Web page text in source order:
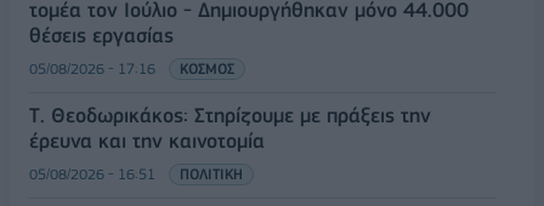
τομέα τον Ιούλιο - Δημιουργήθηκαν μόνο 44.000
θέσεις εργασίας
05/08/2026 - 17:16 ΚΟΣΜΟΣ
Τ. Θεοδωρικάκος: Στηρίζουμε με πράξεις την
έρευνα και την καινοτομία
05/08/2026 - 16:51 ΠΟΛΙΤΙΚΗ